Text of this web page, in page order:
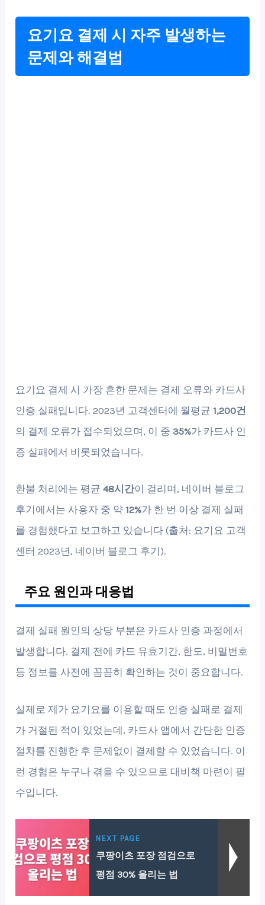
요기요 결제 시 자주 발생하는
문제와 해결법
요기요 결제 시 가장 흔한 문제는 결제 오류와 카드사
인증 실패입니다. 2023년 고객센터에 월평균 1,200건
의 결제 오류가 접수되었으며, 이 중35%가 카드사 인
증 실패에서 비롯되었습니다.
환불 처리에는 평균48시간이 걸리며, 네이버 블로그
후기에서는 사용자 중 약 12%가 한 번 이상 결제 실패
를 경험했다고 보고하고 있습니다 (출처: 요기요 고객
센터 2023년, 네이버 블로그 후기).
주요 원인과 대응법
결제 실패 원인의 상당 부분은 카드사 인증 과정에서
발생합니다. 결제 전에 카드 유효기간, 한도, 비밀번호
등 정보를 사전에 꼼꼼히 확인하는 것이 중요합니다.
실제로 제가 요기요를 이용할 때도 인증 실패로 결제
가 거절된 적이 있었는데, 카드사 앱에서 간단한 인증
절차를 진행한 후 문제없이 결제할 수 있었습니다. 이
런 경험은 누구나 겪을 수 있으므로 대비책 마련이 필
수입니다.
NEXT PAGE
쿠팡이츠 포장 점검으로
평점 30% 올리는 법